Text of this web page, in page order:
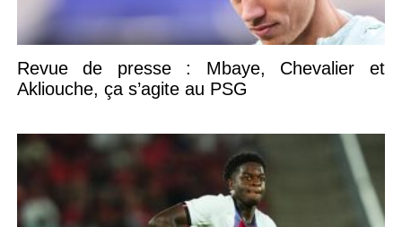
Revue de presse : Mbaye, Chevalier et
Akliouche, ça s’agite au PSG